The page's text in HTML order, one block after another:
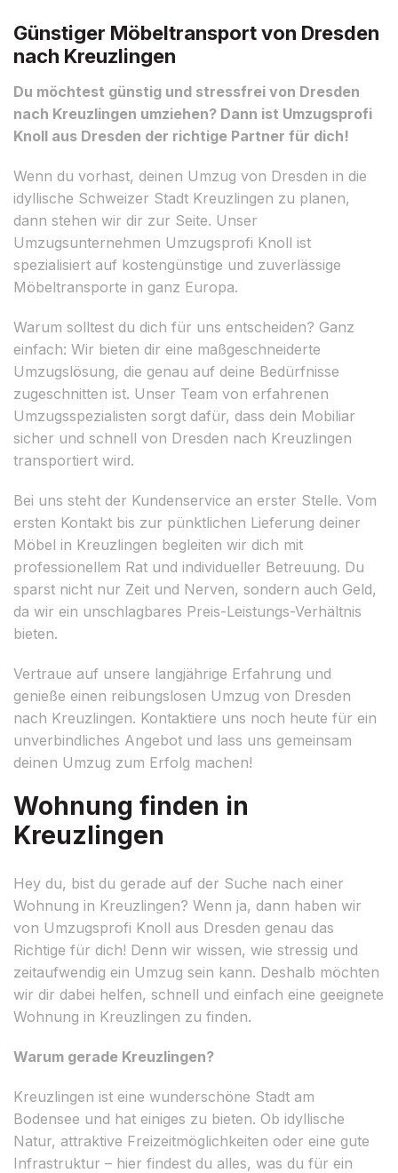
Günstiger Möbeltransport von Dresden
nach Kreuzlingen
Du möchtest günstig und stressfrei von Dresden
nach Kreuzlingen umziehen? Dann ist Umzugsprofi
Knoll aus Dresden der richtige Partner für dich!
Wenn du vorhast, deinen Umzug von Dresden in die
idyllische Schweizer Stadt Kreuzlingen zu planen,
dann stehen wir dir zur Seite. Unser
Umzugsunternehmen Umzugsprofi Knoll ist
spezialisiert auf kostengünstige und zuverlässige
Möbeltransporte in ganz Europa.
Warum solltest du dich für uns entscheiden? Ganz
einfach: Wir bieten dir eine maßgeschneiderte
Umzugslösung, die genau auf deine Bedürfnisse
zugeschnitten ist. Unser Team von erfahrenen
Umzugsspezialisten sorgt dafür, dass dein Mobiliar
sicher und schnell von Dresden nach Kreuzlingen
transportiert wird.
Bei uns steht der Kundenservice an erster Stelle. Vom
ersten Kontakt bis zur pünktlichen Lieferung deiner
Möbel in Kreuzlingen begleiten wir dich mit
professionellem Rat und individueller Betreuung. Du
sparst nicht nur Zeit und Nerven, sondern auch Geld,
da wir ein unschlagbares Preis-Leistungs-Verhältnis
bieten.
Vertraue auf unsere langjährige Erfahrung und
genieße einen reibungslosen Umzug von Dresden
nach Kreuzlingen. Kontaktiere uns noch heute für ein
unverbindliches Angebot und lass uns gemeinsam
deinen Umzug zum Erfolg machen!
Wohnung finden in
Kreuzlingen
Hey du, bist du gerade auf der Suche nach einer
Wohnung in Kreuzlingen? Wenn ja, dann haben wir
von Umzugsprofi Knoll aus Dresden genau das
Richtige für dich! Denn wir wissen, wie stressig und
zeitaufwendig ein Umzug sein kann. Deshalb möchten
wir dir dabei helfen, schnell und einfach eine geeignete
Wohnung in Kreuzlingen zu finden.
Warum gerade Kreuzlingen?
Kreuzlingen ist eine wunderschöne Stadt am
Bodensee und hat einiges zu bieten. Ob idyllische
Natur, attraktive Freizeitmöglichkeiten oder eine gute
Infrastruktur – hier findest du alles, was du für ein